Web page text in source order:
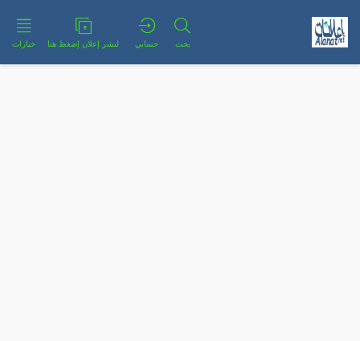
بحث حسابي لنشر إعلان إضغط هنا خيارات